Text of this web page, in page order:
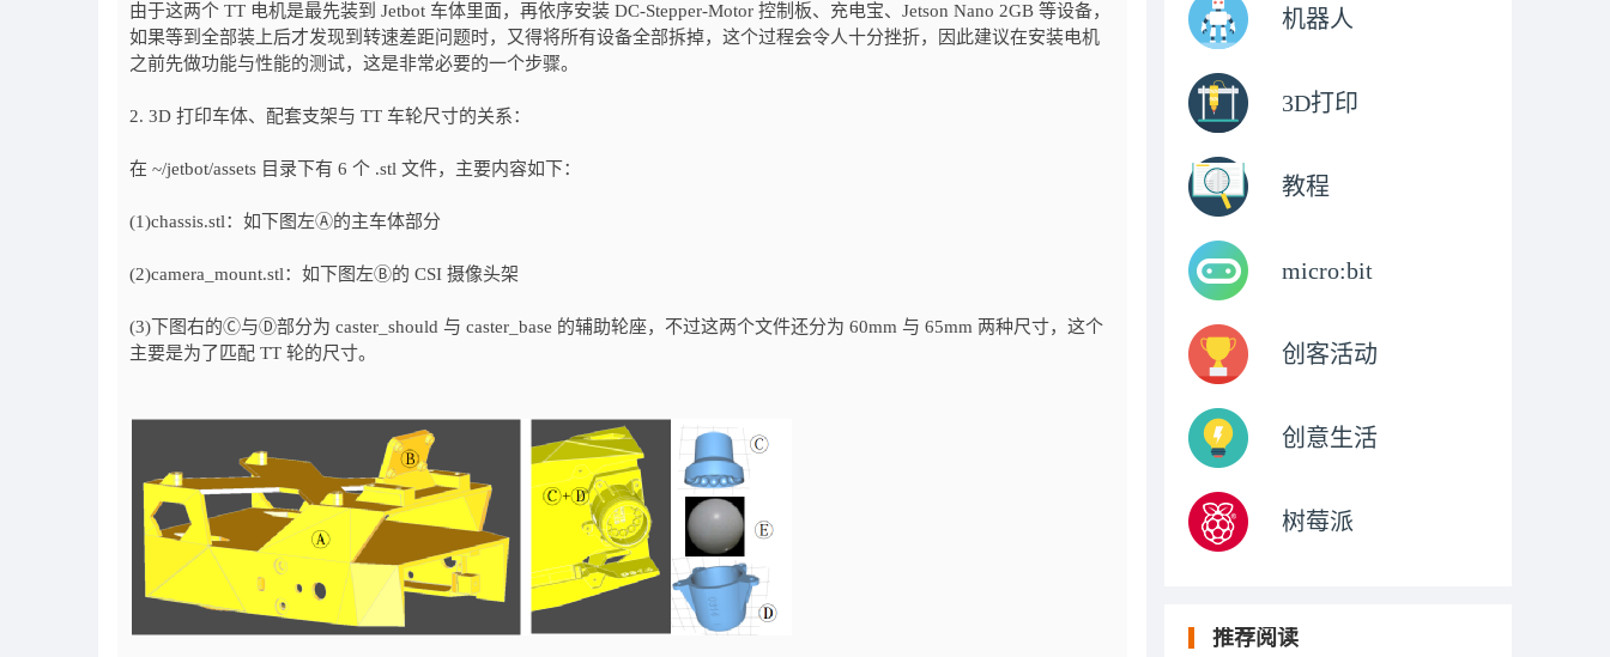
由于这两个 TT 电机是最先装到 Jetbot 车体里面，再依序安装 DC-Stepper-Motor 控制板、充电宝、Jetson Nano 2GB 等设备，
如果等到全部装上后才发现到转速差距问题时，又得将所有设备全部拆掉，这个过程会令人十分挫折，因此建议在安装电机
之前先做功能与性能的测试，这是非常必要的一个步骤。
2. 3D 打印车体、配套支架与 TT 车轮尺寸的关系：
在 ~/jetbot/assets 目录下有 6 个 .stl 文件，主要内容如下：
(1)chassis.stl：如下图左Ⓐ的主车体部分
(2)camera_mount.stl：如下图左Ⓑ的 CSI 摄像头架
(3)下图右的Ⓒ与Ⓓ部分为 caster_should 与 caster_base 的辅助轮座，不过这两个文件还分为 60mm 与 65mm 两种尺寸，这个
主要是为了匹配 TT 轮的尺寸。
机器人
3D打印
教程
micro:bit
创客活动
创意生活
树莓派
推荐阅读